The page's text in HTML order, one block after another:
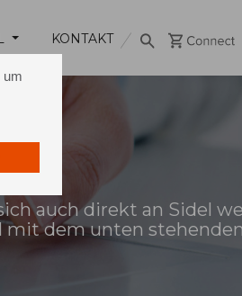
um
KONTAKT
auch direkt an Sidel
mit dem unten stehenden